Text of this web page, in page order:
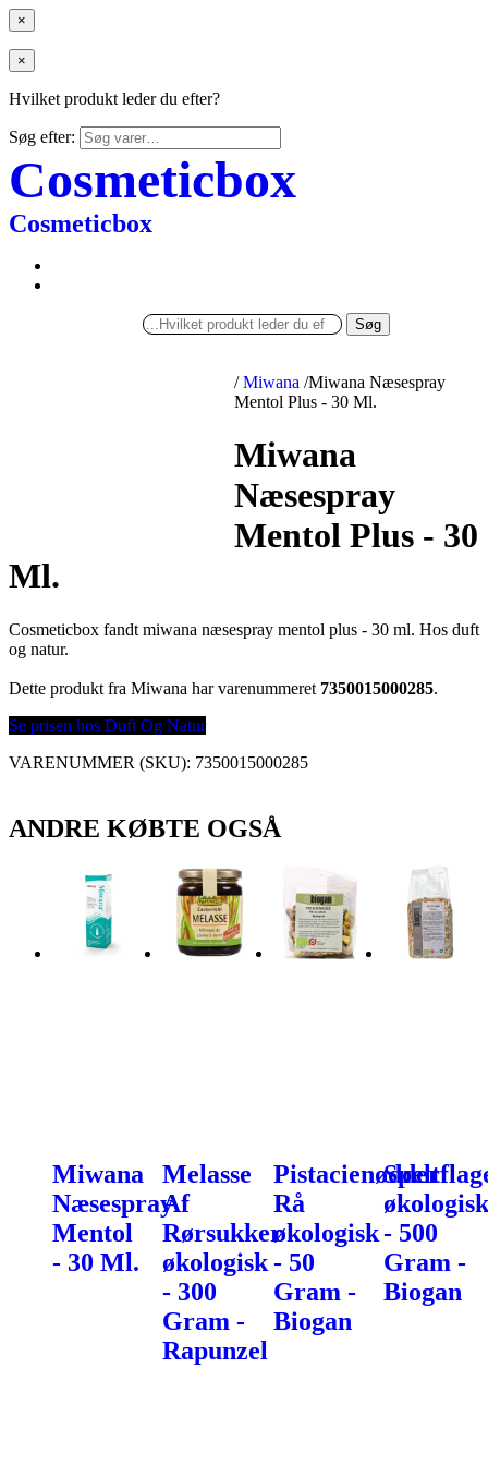
×
×
Hvilket produkt leder du efter?
Søg efter:
Cosmeticbox
Cosmeticbox
Søg
/ Miwana /Miwana Næsespray
Mentol Plus - 30 Ml.
Miwana
Næsespray
Mentol Plus - 30
Ml.
Cosmeticbox fandt miwana næsespray mentol plus - 30 ml. Hos duft
og natur.
Dette produkt fra Miwana har varenummeret 7350015000285.
Se prisen hos Duft Og Natur
VARENUMMER (SKU): 7350015000285
ANDRE KØBTE OGSÅ
Miwana
Næsespray
Mentol
- 30 Ml.
Melasse
Af
Rørsukker
økologisk
- 300
Gram -
Rapunzel
Pistacienødder
Rå
økologisk
- 50
Gram -
Biogan
økologisk
- 500
Gram -
Biogan